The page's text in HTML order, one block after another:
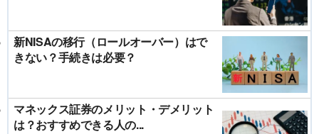
新NISAの移行（ロールオーバー）はで
きない？手続きは必要？
マネックス証券のメリット・デメリット
は？おすすめできる人の...